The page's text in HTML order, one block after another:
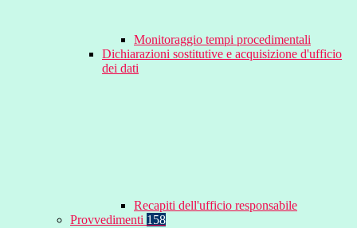
Monitoraggio tempi procedimentali
Dichiarazioni sostitutive e acquisizione d'ufficio
dei dati
Recapiti dell'ufficio responsabile
Provvedimenti 158